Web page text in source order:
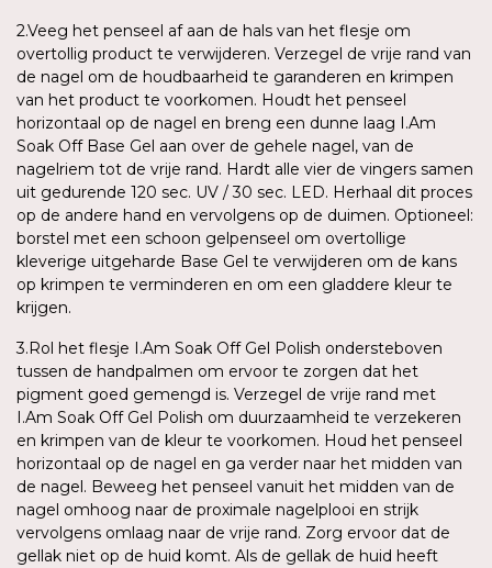
2.Veeg het penseel af aan de hals van het flesje om
overtollig product te verwijderen. Verzegel de vrije rand van
de nagel om de houdbaarheid te garanderen en krimpen
van het product te voorkomen. Houdt het penseel
horizontaal op de nagel en breng een dunne laag I.Am
Soak Off Base Gel aan over de gehele nagel, van de
nagelriem tot de vrije rand. Hardt alle vier de vingers samen
uit gedurende 120 sec. UV / 30 sec. LED. Herhaal dit proces
op de andere hand en vervolgens op de duimen. Optioneel:
borstel met een schoon gelpenseel om overtollige
kleverige uitgeharde Base Gel te verwijderen om de kans
op krimpen te verminderen en om een gladdere kleur te
krijgen.
3.Rol het flesje I.Am Soak Off Gel Polish ondersteboven
tussen de handpalmen om ervoor te zorgen dat het
pigment goed gemengd is. Verzegel de vrije rand met
I.Am Soak Off Gel Polish om duurzaamheid te verzekeren
en krimpen van de kleur te voorkomen. Houd het penseel
horizontaal op de nagel en ga verder naar het midden van
de nagel. Beweeg het penseel vanuit het midden van de
nagel omhoog naar de proximale nagelplooi en strijk
vervolgens omlaag naar de vrije rand. Zorg ervoor dat de
gellak niet op de huid komt. Als de gellak de huid heeft